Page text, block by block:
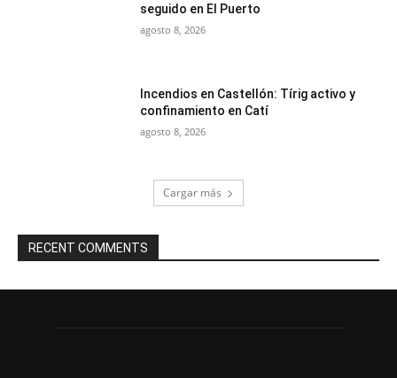
seguido en El Puerto
agosto 8, 2026
Incendios en Castellón: Tírig activo y
confinamiento en Catí
agosto 8, 2026
Cargar más
RECENT COMMENTS